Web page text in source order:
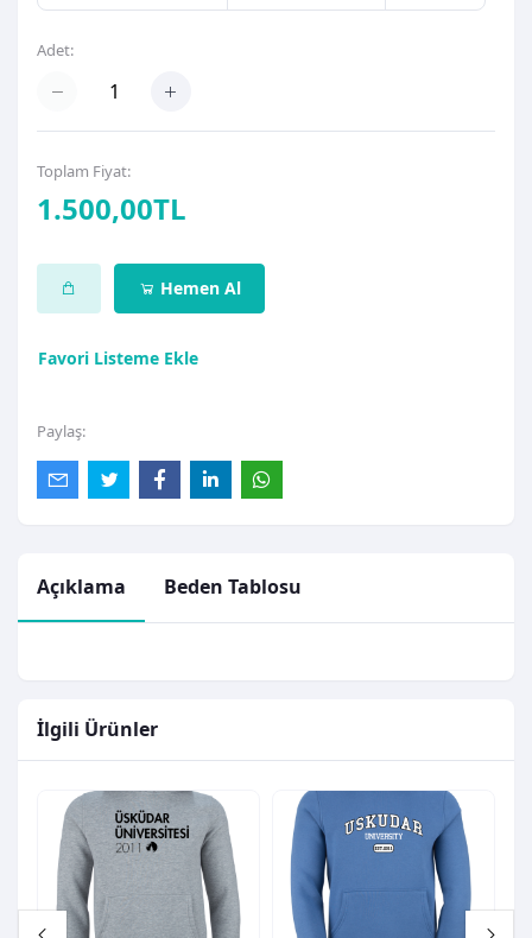
Adet:
Toplam Fiyat:
1.500,00TL
Hemen Al
Favori Listeme Ekle
Paylaş:
Açıklama Beden Tablosu
İlgili Ürünler